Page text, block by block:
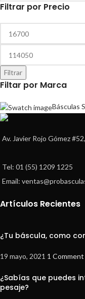
Filtrar por Precio
Filtrar
Filtar por Marca
Básculas
Av. Javier Rojo Gómez
Tel: 01 (55) 1209 1225
Email:
Artículos Recientes
¿Tu báscula, como
19 mayo, 2021 1 Comment
¿Sabías que puedes
pesaje?